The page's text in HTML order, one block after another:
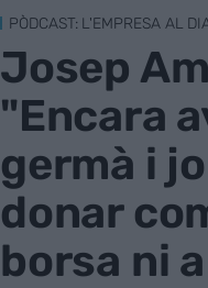
PÒDCAST: L'EMPRESA AL
Josep
"Encara
germà i
donar
borsa ni